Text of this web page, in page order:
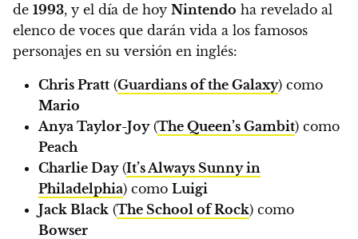
de 1993, y el día de hoy Nintendo ha revelado al
elenco de voces que darán vida a los famosos
personajes en su versión en inglés:
Chris Pratt (Guardians of the Galaxy) como
Mario
Anya Taylor-Joy(The Queen’s Gambit) como
Peach
Charlie Day(It’s Always Sunny in
Philadelphia) como Luigi
Jack Black (The School of Rock) como
Bowser